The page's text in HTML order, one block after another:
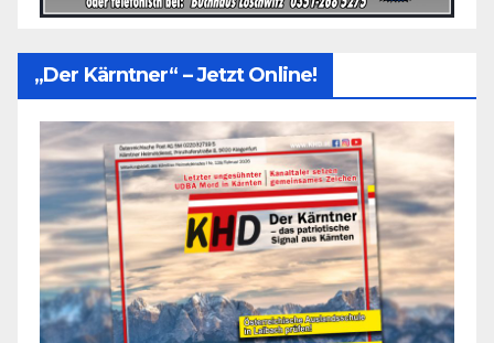
„Der Kärntner“ – Jetzt Online!